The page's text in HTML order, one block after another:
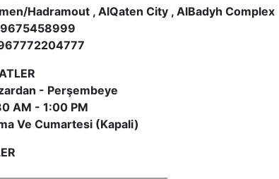
Hadramout , AlQaten City , AlBadyh Complex
- Perşembeye
AM - 1:00 PM
Ve Cumartesi (Kapali)